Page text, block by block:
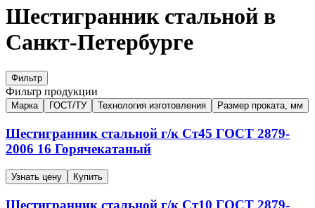
Шестигранник стальной в
Санкт-Петербурге
Фильтр
Фильтр продукции
Марка ГОСТ/ТУ Технология изготовления Размер проката, мм
Шестигранник стальной г/к Ст45 ГОСТ 2879-
2006 16 Горячекатаный
Узнать цену Купить
Шестигранник стальной г/к Ст10 ГОСТ 2879-